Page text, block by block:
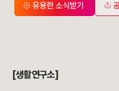
유용한 소식받기
이 증상 자주 느끼고 있다면,
[생활연구소]